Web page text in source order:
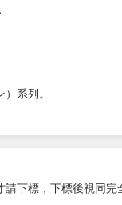
系列。
下標，下標後視同完